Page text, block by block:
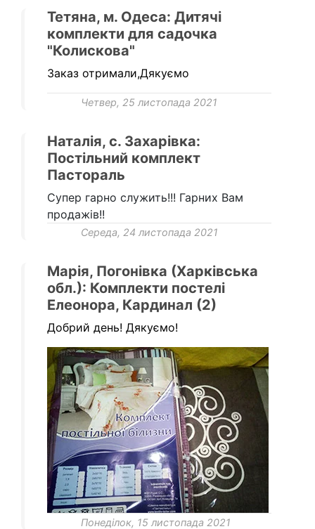
Тетяна, м. Одеса: Дитячі
комплекти для садочка
"Колискова"
Заказ отримали,Дякуємо
Четвер, 25 листопада 2021
Наталія, с. Захарівка:
Постільний комплект
Пастораль
Супер гарно служить!!! Гарних Вам
продажів!!
Середа, 24 листопада 2021
Марія, Погонівка (Харківська
обл.): Комплекти постелі
Елеонора, Кардинал (2)
Добрий день! Дякуємо!
Понеділок, 15 листопада 2021